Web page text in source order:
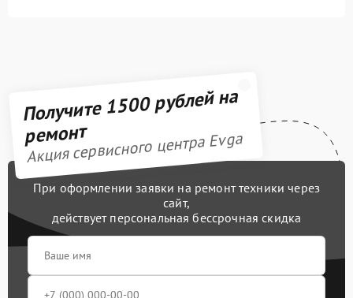
Получите 1500 рублей на
ремонт
Акция сервисного центра Evga
При оформлении заявки на ремонт техники через
сайт,
действует персональная бессрочная скидка